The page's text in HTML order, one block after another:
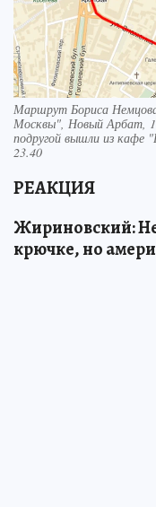
Маршрут Бориса
Москвы", Новый Арбат,
подругой вышли из кафе
23.40
РЕАКЦИЯ
Жириновский:
крючке, но